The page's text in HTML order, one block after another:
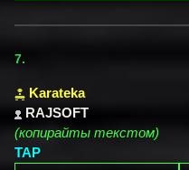
7.
Karateka
RAJSOFT
(копирайты текстом)
TAP